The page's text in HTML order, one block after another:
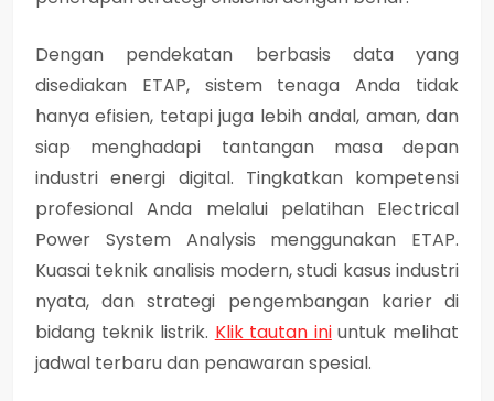
Dengan pendekatan berbasis data yang
disediakan ETAP, sistem tenaga Anda tidak
hanya efisien, tetapi juga lebih andal, aman, dan
siap menghadapi tantangan masa depan
industri energi digital. Tingkatkan kompetensi
profesional Anda melalui pelatihan Electrical
Power System Analysis menggunakan ETAP.
Kuasai teknik analisis modern, studi kasus industri
nyata, dan strategi pengembangan karier di
bidang teknik listrik. Klik tautan iniuntuk melihat
jadwal terbaru dan penawaran spesial.